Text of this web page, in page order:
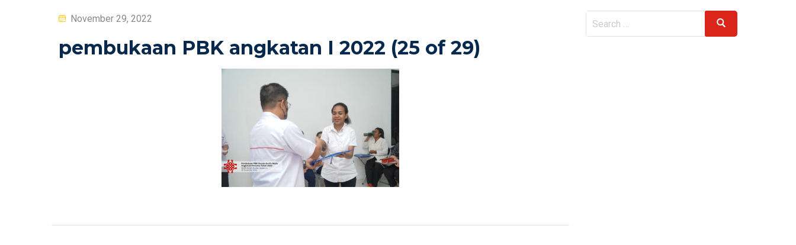
Posted
November 29, 2022
pembukaan PBK angkatan I 2022 (25 of 29)
Search
for:
Search